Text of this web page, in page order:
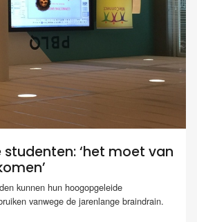
studenten: ‘het moet van
kunnen hun hoogopgeleide
vanwege de jarenlange braindrain.